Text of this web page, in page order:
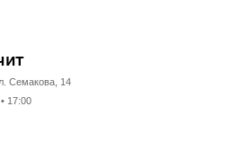
Семакова, 14
17:00